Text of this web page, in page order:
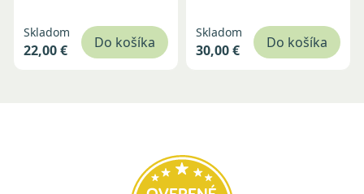
Skladom
22,00 € Do košíka
Skladom
30,00 € Do košíka